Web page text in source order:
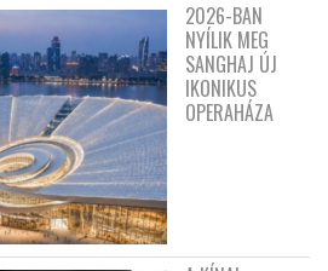
2026-BAN
NYÍLIK MEG
SANGHAJ ÚJ
IKONIKUS
OPERAHÁZA